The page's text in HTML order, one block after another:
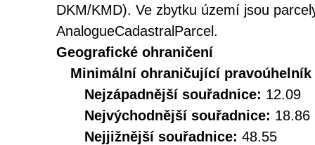
DKM/KMD). Ve zbytku území jsou
AnalogueCadastralParcel.
Geografické ohraničení
Minimální ohraničující pravoúhelník
Nejzápadnější souřadnice: 12.09
Nejvýchodnější souřadnice: 18.86
Nejjižnější souřadnice: 48.55